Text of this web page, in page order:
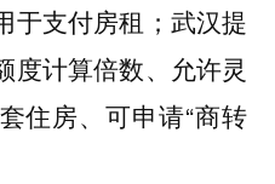
于支付房租；武汉提
度计算倍数、允许灵
住房、可申请“商转